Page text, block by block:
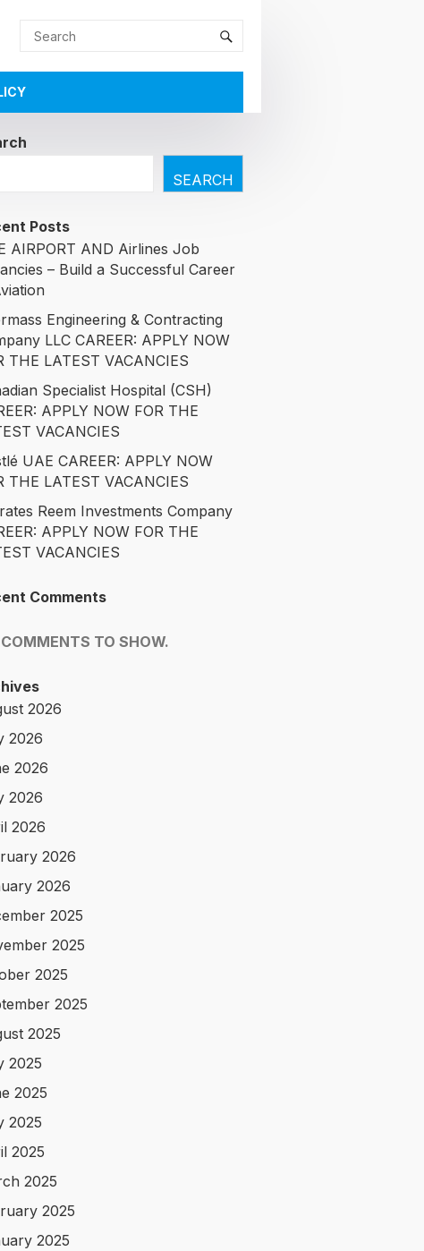
SEARCH
Posts
AIRPORT AND Airlines Job
– Build a Successful Career
Engineering & Contracting
LLC CAREER: APPLY NOW
THE LATEST VACANCIES
Specialist Hospital (CSH)
APPLY NOW FOR THE
VACANCIES
UAE CAREER: APPLY NOW
THE LATEST VACANCIES
Reem Investments Company
APPLY NOW FOR THE
VACANCIES
Comments
TO SHOW.
2026
2026
2026
2026
2026
2026
2026
2025
2025
2025
2025
2025
2025
2025
2025
2025
2025
2025
2025